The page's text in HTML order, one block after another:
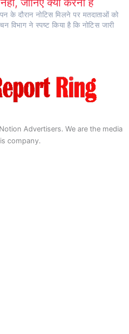
जानिए क्या करना है
के दौरान नोटिस मिलने पर मतदाताओं को
विभाग ने स्पष्ट किया है कि नोटिस जारी
Advertisers. We are the media
company.